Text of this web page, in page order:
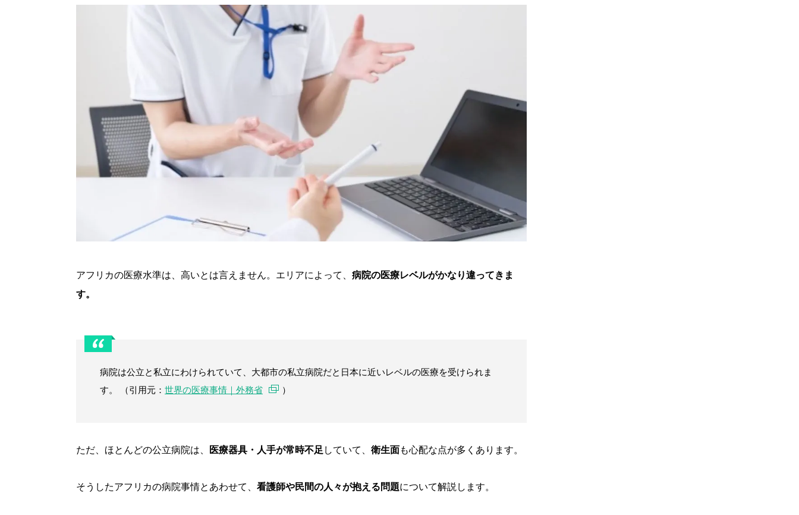
アフリカの医療水準は、高いとは言えません。エリアによって、 病院の医療レベルがかなり違ってきま
す。
病院は公立と私立にわけられていて、大都市の私立病院だと日本に近いレベルの医療を受けられま
す。 （引用元： 世界の医療事情｜外務省 ）
ただ、ほとんどの公立病院は、 医療器具・人手が常時不足 していて、 衛生面も心配な点が多くあります。
そうしたアフリカの病院事情とあわせて、 看護師や民間の人々が抱える問題について解説します。